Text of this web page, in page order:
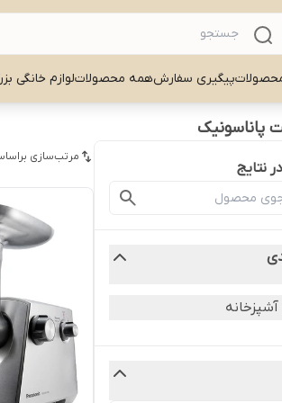
پیگیری سفارشهمه محصولاتلوازم خانگی
پاناسونیک
نتایج
آشپزخانه
مرتب‌سازی